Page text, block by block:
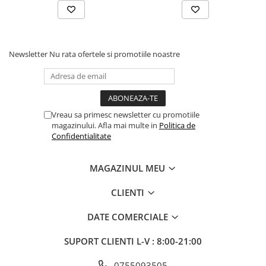
Newsletter Nu rata ofertele si promotiile noastre
Vreau sa primesc newsletter cu promotiile
magazinului. Afla mai multe in Politica de
Confidentialitate
MAGAZINUL MEU
CLIENTI
DATE COMERCIALE
SUPORT CLIENTI L-V : 8:00-21:00